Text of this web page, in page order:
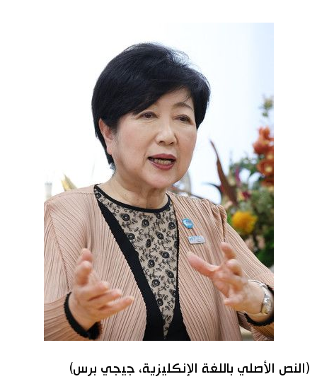
(النص الأصلي باللغة الإنكليزية، جيجي برس)